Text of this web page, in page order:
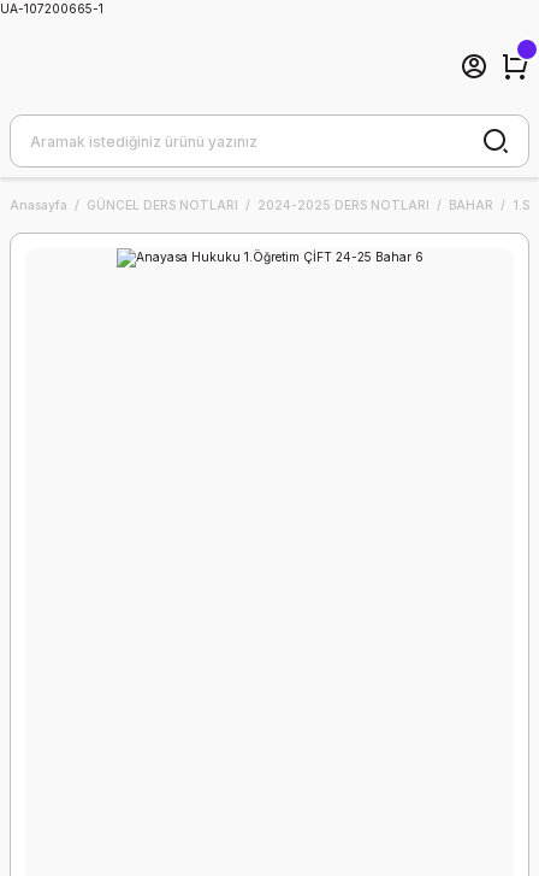
UA-107200665-1
Anasayfa GÜNCEL DERS NOTLARI 2024-2025 DERS NOTLARI BAHAR